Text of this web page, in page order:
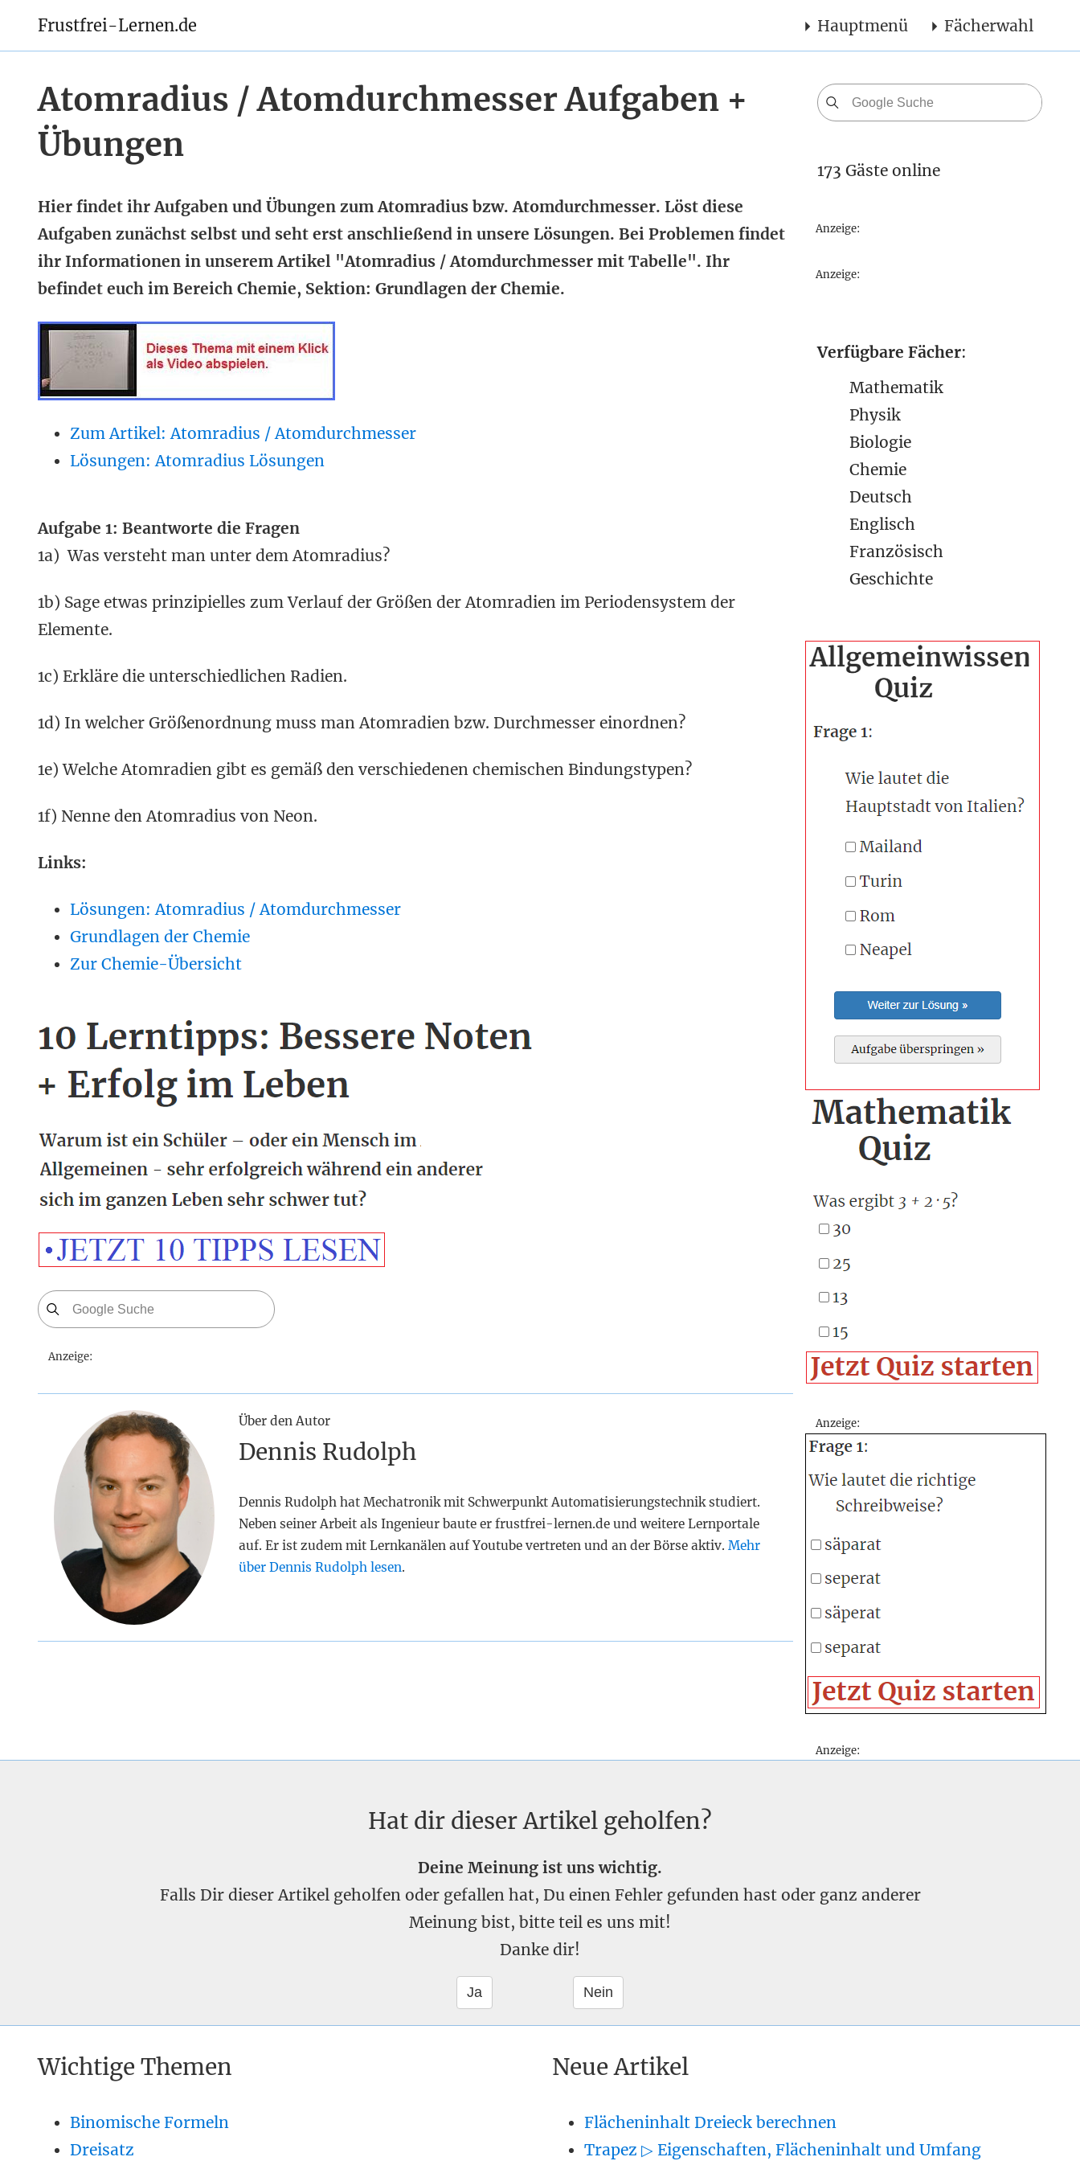
Frustfrei-Lernen.de Hauptmenü Fächerwahl
Atomradius / Atomdurchmesser Aufgaben +
Übungen
Hier findet ihr Aufgaben und Übungen zum Atomradius bzw. Atomdurchmesser. Löst diese
Aufgaben zunächst selbst und seht erst anschließend in unsere Lösungen. Bei Problemen findet
ihr Informationen in unserem Artikel "Atomradius / Atomdurchmesser mit Tabelle". Ihr
befindet euch im Bereich Chemie, Sektion: Grundlagen der Chemie.
Zum Artikel: Atomradius / Atomdurchmesser
Lösungen: Atomradius Lösungen
Aufgabe 1: Beantworte die Fragen
1a) Was versteht man unter dem Atomradius?
1b) Sage etwas prinzipielles zum Verlauf der Größen der Atomradien im Periodensystem der
Elemente.
1c) Erkläre die unterschiedlichen Radien.
1d) In welcher Größenordnung muss man Atomradien bzw. Durchmesser einordnen?
1e) Welche Atomradien gibt es gemäß den verschiedenen chemischen Bindungstypen?
1f) Nenne den Atomradius von Neon.
Links:
Lösungen: Atomradius / Atomdurchmesser
Grundlagen der Chemie
Zur Chemie-Übersicht
Anzeige:
Über den Autor
Dennis Rudolph
Dennis Rudolph hat Mechatronik mit Schwerpunkt Automatisierungstechnik studiert.
Neben seiner Arbeit als Ingenieur baute er frustfrei-lernen.de und weitere Lernportale
auf. Er ist zudem mit Lernkanälen auf Youtube vertreten und an der Börse aktiv. Mehr
über Dennis Rudolph lesen.
173 Gäste online
Anzeige:
Anzeige:
Verfügbare Fächer:
Mathematik
Physik
Biologie
Chemie
Deutsch
Englisch
Französisch
Geschichte
Anzeige:
Anzeige:
Hat dir dieser Artikel geholfen?
Deine Meinung ist uns wichtig.
Falls Dir dieser Artikel geholfen oder gefallen hat, Du einen Fehler gefunden hast oder ganz anderer
Meinung bist, bitte teil es uns mit!
Danke dir!
Wichtige Themen
Binomische Formeln
Dreisatz
Neue Artikel
Flächeninhalt Dreieck berechnen
Trapez ▷ Eigenschaften, Flächeninhalt und Umfang